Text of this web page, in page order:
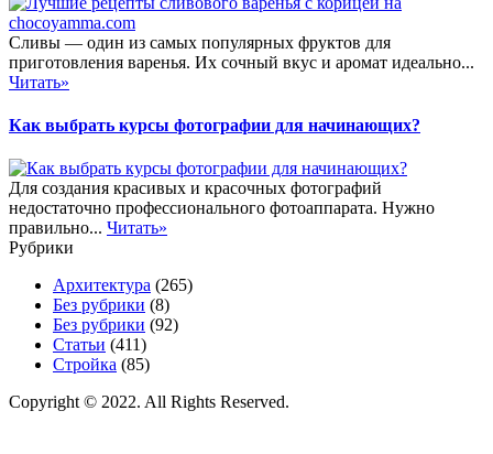
Сливы — один из самых популярных фруктов для
приготовления варенья. Их сочный вкус и аромат идеально...
Читать»
Как выбрать курсы фотографии для начинающих?
Для создания красивых и красочных фотографий
недостаточно профессионального фотоаппарата. Нужно
правильно... Читать»
Рубрики
Архитектура (265)
Без рубрики (8)
Без рубрики (92)
Статьи (411)
Стройка (85)
Copyright © 2022. All Rights Reserved.